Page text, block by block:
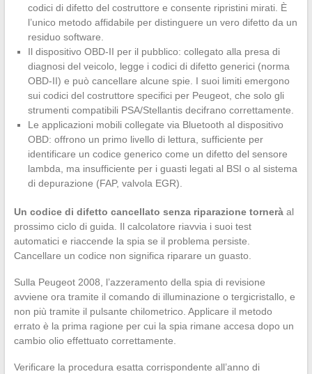
codici di difetto del costruttore e consente ripristini mirati. È
l’unico metodo affidabile per distinguere un vero difetto da un
residuo software.
Il dispositivo OBD-II per il pubblico: collegato alla presa di
diagnosi del veicolo, legge i codici di difetto generici (norma
OBD-II) e può cancellare alcune spie. I suoi limiti emergono
sui codici del costruttore specifici per Peugeot, che solo gli
strumenti compatibili PSA/Stellantis decifrano correttamente.
Le applicazioni mobili collegate via Bluetooth al dispositivo
OBD: offrono un primo livello di lettura, sufficiente per
identificare un codice generico come un difetto del sensore
lambda, ma insufficiente per i guasti legati al BSI o al sistema
di depurazione (FAP, valvola EGR).
Un codice di difetto cancellato senza riparazione torneràal
prossimo ciclo di guida. Il calcolatore riavvia i suoi test
automatici e riaccende la spia se il problema persiste.
Cancellare un codice non significa riparare un guasto.
Sulla Peugeot 2008, l’azzeramento della spia di revisione
avviene ora tramite il comando di illuminazione o tergicristallo, e
non più tramite il pulsante chilometrico. Applicare il metodo
errato è la prima ragione per cui la spia rimane accesa dopo un
cambio olio effettuato correttamente.
Verificare la procedura esatta corrispondente all’anno di